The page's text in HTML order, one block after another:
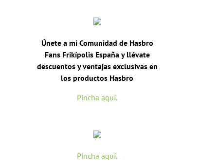
Únete a mi Comunidad de Hasbro
Fans Frikípolis España y llévate
descuentos y ventajas exclusivas en
los productos Hasbro
Pincha aquí.
Pincha aquí.